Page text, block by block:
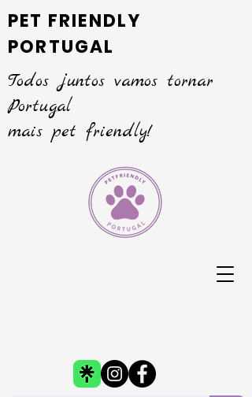
PET FRIENDLY
PORTUGAL
Todos juntos vamos tornar
Portugal
mais pet friendly!